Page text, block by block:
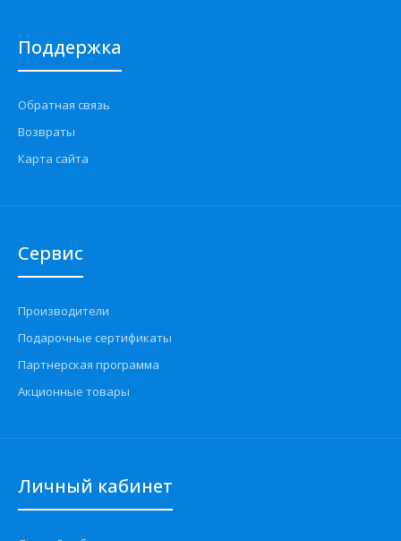
Поддержка
Обратная связь
Возвраты
Карта сайта
Сервис
Производители
Подарочные сертификаты
Партнерская программа
Акционные товары
Личный кабинет